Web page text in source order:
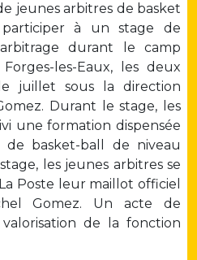
jeunes arbitres de basket
à un stage de
durant le camp
les-Eaux, les deux
juillet sous la direction
Durant le stage, les
une formation dispensée
basket-ball de niveau
les jeunes arbitres se
Poste leur maillot officiel
Gomez. Un acte de
de la fonction